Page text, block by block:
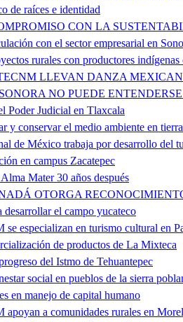
de raíces e identidad
CON LA
con el sector empresarial en
rurales con productores indígenas
LLEVAN DANZA
NO PUEDE
Poder Judicial en Tlaxcala
y conservar el medio ambiente en
de México trabaja por desarrollo del
en campus Zacatepec
Mater 30 años después
OTORGA
el campo yucateco
se especializan en turismo cultural en
de productos de La Mixteca
del Istmo de Tehuantepec
social en pueblos de la sierra
en manejo de capital humano
apoyan a comunidades rurales en